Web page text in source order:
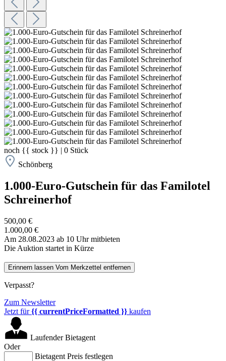
noch {{ stock }} | 0 Stück
Schönberg
1.000-Euro-Gutschein für das Familotel
Schreinerhof
500,00 €
1.000,00 €
Am 28.08.2023 ab 10 Uhr mitbieten
Die Auktion startet in Kürze
Erinnern lassen Vom Merkzettel entfernen
Verpasst?
Zum Newsletter
Jetzt für{{ currentPriceFormatted }} kaufen
Laufender Bietagent
Oder
Bietagent Preis festlegen